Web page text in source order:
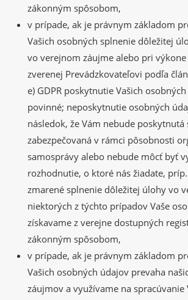
zákonným spôsobom,
v prípade, ak je právnym základom
Vašich osobných splnenie dôležitej
vo verejnom záujme alebo pri
zverenej Prevádzkovateľovi podľa
e) GDPR poskytnutie Vašich
povinné; neposkytnutie osobných
následok, že Vám nebude poskytnutá
zabezpečovaná v rámci pôsobnosti
samosprávy alebo nebude môcť byť
rozhodnutie, o ktoré nás žiadate,
zmarené splnenie dôležitej úlohy vo
niektorých z týchto prípadov Vaše
získavame z verejne dostupných
zákonným spôsobom,
v prípade, ak je právnym základom
Vašich osobných údajov prevaha
záujmov a využívame na spracúvanie